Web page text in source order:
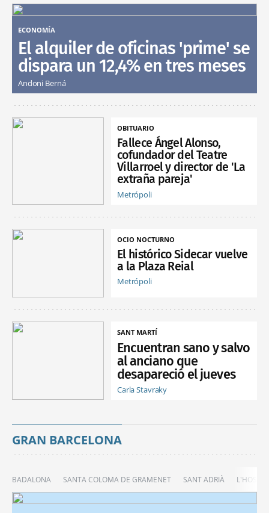
ECONOMÍA
El alquiler de oficinas 'prime' se
dispara un 12,4% en tres meses
Andoni Berná
OBITUARIO
Fallece Ángel Alonso,
cofundador del Teatre
Villarroel y director de 'La
extraña pareja'
Metrópoli
OCIO NOCTURNO
El histórico Sidecar vuelve
a la Plaza Reial
Metrópoli
SANT MARTÍ
Encuentran sano y salvo
al anciano que
desapareció el jueves
Carla Stavraky
GRAN BARCELONA
BADALONA SANTA COLOMA DE GRAMENET SANT ADRIÀ